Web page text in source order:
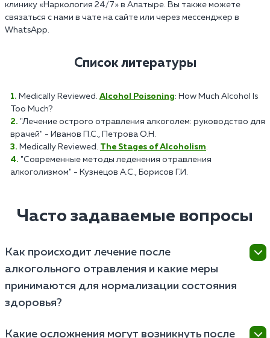
клинику «Наркология 24/7» в Алатыре. Вы также можете
связаться с нами в чате на сайте или через мессенджер в
WhatsApp.
Список литературы
Medically Reviewed. Alcohol Poisoning: How Much Alcohol Is
Too Much?
"Лечение острого отравления алкоголем: руководство для
врачей" - Иванов П.С., Петрова О.Н.
Medically Reviewed. The Stages of Alcoholism.
"Современные методы леденения отравления
алкоголизмом" - Кузнецов А.С., Борисов Г.И.
Часто задаваемые вопросы
Как происходит лечение после
алкогольного отравления и какие меры
принимаются для нормализации состояния
здоровья?
Какие осложнения могут возникнуть после